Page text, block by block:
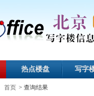
热点楼盘 写字
首页 > 查询结果